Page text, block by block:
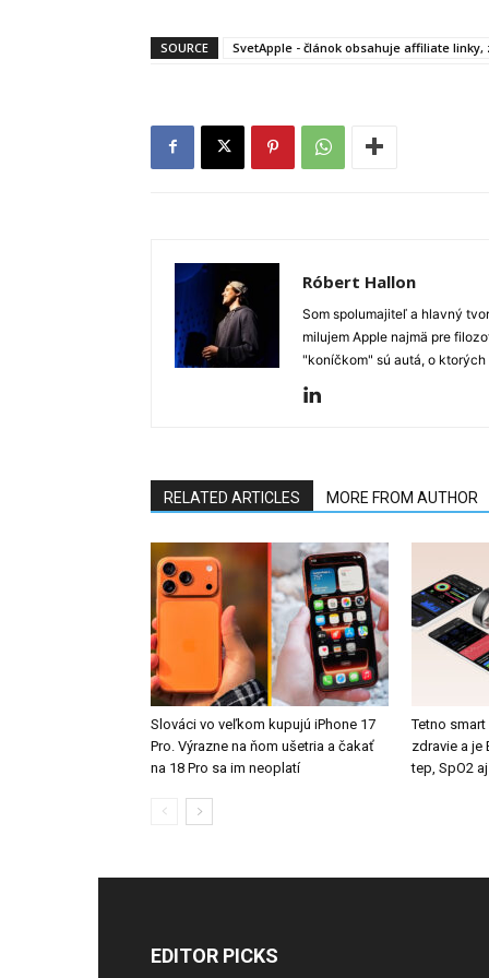
SOURCE SvetApple - článok obsahuje affiliate
Róbert Hallon
Som spolumajiteľ a hlavný
milujem Apple najmä pre
"koníčkom" sú autá, o
RELATED ARTICLES MORE FROM AUTHOR
Slováci vo veľkom kupujú iPhone 17
Pro. Výrazne na ňom ušetria a čakať
na 18 Pro sa im neoplatí
Tetno
zdravie a je
tep, SpO2
EDITOR PICKS